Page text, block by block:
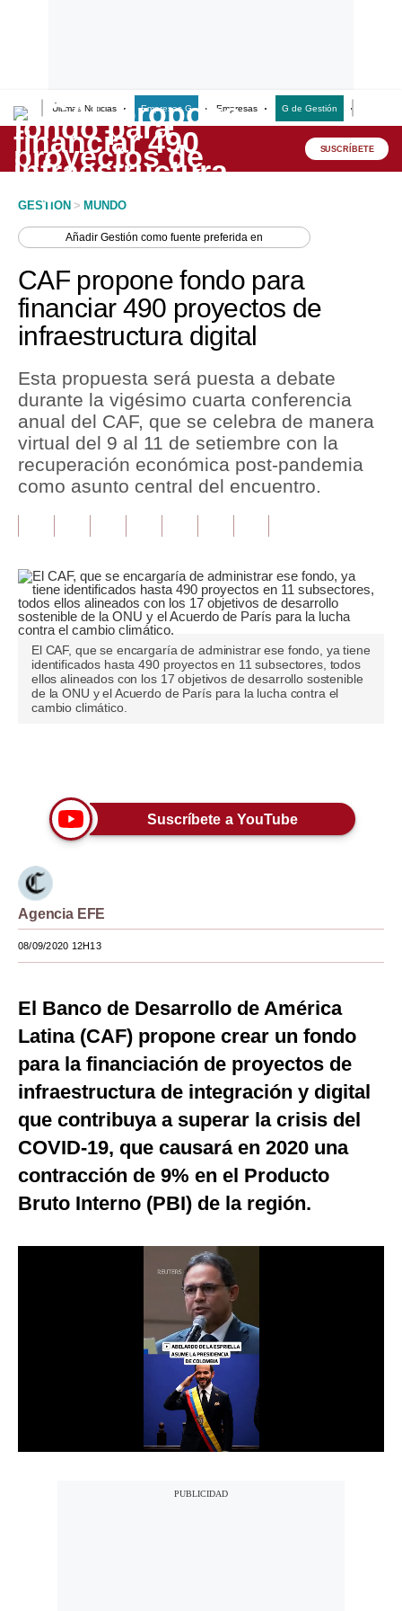
Últimas Noticias Empresas G Empresas G de Gestión
Lo último
Peru Quiosco
Economía
Mercados
Política
Tu Dinero
Finanzas Personales
Opinión
Editorial
Pregunta de hoy
Blogs
Viajes
Moda
Estilos
Mundo
EEUU
España
Internacional
Tecnología
Club del Suscriptor
Mix
gestion.pe
SUSCRÍBETE
GESTION > MUNDO
AñadirGestión como fuente preferida en
CAF propone fondo para
financiar 490 proyectos de
infraestructura digital
Esta propuesta será puesta a debate
durante la vigésimo cuarta conferencia
anual del CAF, que se celebra de manera
virtual del 9 al 11 de setiembre con la
recuperación económica post-pandemia
como asunto central del encuentro.
El CAF, que se encargaría de administrar ese fondo, ya tiene
identificados hasta 490 proyectos en 11 subsectores, todos
ellos alineados con los 17 objetivos de desarrollo sostenible
de la ONU y el Acuerdo de París para la lucha contra el
cambio climático.
Suscríbete a YouTube
Agencia EFE
08/09/2020 12H13
El Banco de Desarrollo de América
Latina (CAF) propone crear un fondo
para la financiación de proyectos de
infraestructura de integración y digital
que contribuya a superar la crisis del
COVID-19, que causará en 2020 una
contracción de 9% en el Producto
Bruto Interno (PBI) de la región.